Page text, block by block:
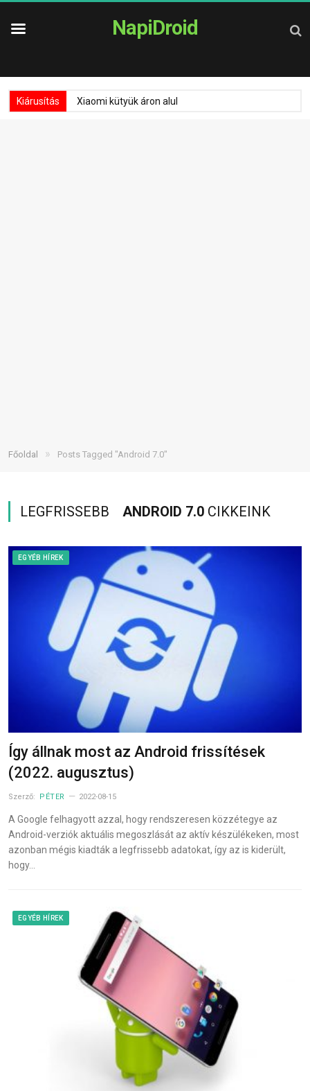
NapiDroid
Kiárusítás Xiaomi kütyük áron alul
Főoldal » Posts Tagged "Android 7.0"
LEGFRISSEBB ANDROID 7.0 CIKKEINK
EGYÉB HÍREK
Így állnak most az Android frissítések
(2022. augusztus)
Szerző: PÉTER 2022-08-15
A Google felhagyott azzal, hogy rendszeresen közzétegye az
Android-verziók aktuális megoszlását az aktív készülékeken, most
azonban mégis kiadták a legfrissebb adatokat, így az is kiderült,
hogy…
EGYÉB HÍREK